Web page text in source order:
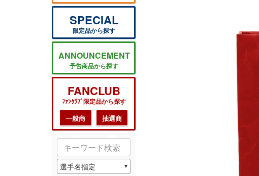
SPECIAL
限定品から探す
ANNOUNCEMENT
予告商品から探す
FANCLUB
ﾌｧﾝｸﾗﾌﾞ限定品から探す
一般商
抽選商